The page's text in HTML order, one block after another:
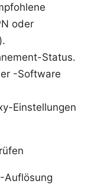
oder
Status.
-Software
Einstellungen
Auflösung